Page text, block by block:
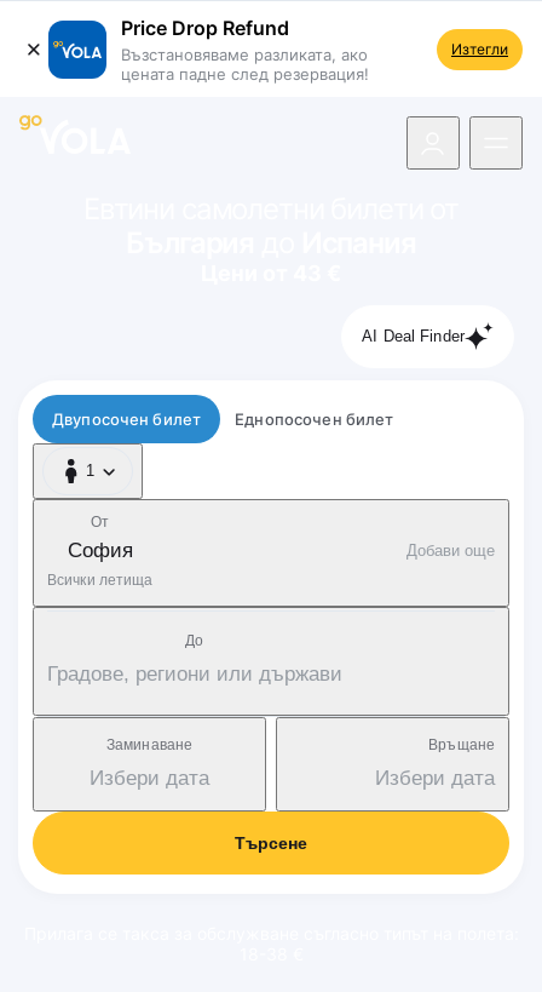
Price Drop Refund
Възстановяваме разликата, ако
цената падне след резервация!
Изтегли
AI Deal Finder
Тип полет
Двупосочен билет Еднопосочен билет
1
1 Пътник
От
София
Всички летища
Добави още
Дo
Градове, региони или държави
Заминаване
Избери дата
Връщане
Избери дата
Търсене